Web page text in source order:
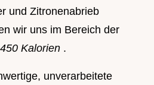
und Zitronenabrieb
wir uns im Bereich der
Kalorien .
unverarbeitete